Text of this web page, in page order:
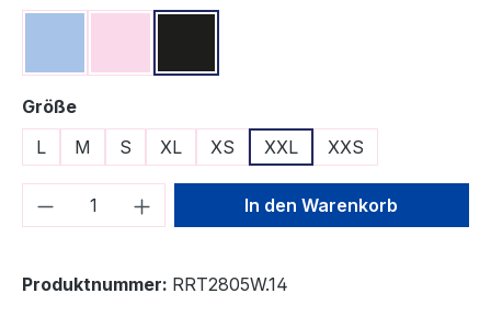
Größeauswählen
L
M S XL XS XXL XXS
Produkt Anzahl: Gib denIn den Warenkorb
Produktnummer: RRT2805W.14